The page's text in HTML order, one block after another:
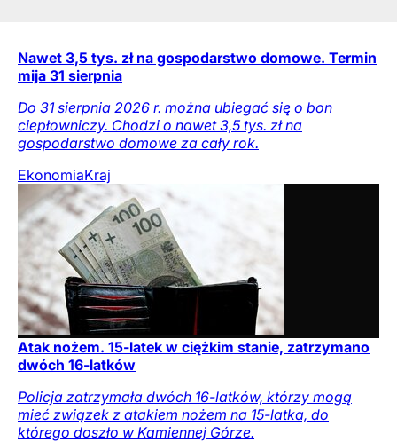
Nawet 3,5 tys. zł na gospodarstwo domowe. Termin
mija 31 sierpnia
Do 31 sierpnia 2026 r. można ubiegać się o bon
ciepłowniczy. Chodzi o nawet 3,5 tys. zł na
gospodarstwo domowe za cały rok.
EkonomiaKraj
Atak nożem. 15-latek w ciężkim stanie, zatrzymano
dwóch 16-latków
Policja zatrzymała dwóch 16-latków, którzy mogą
mieć związek z atakiem nożem na 15-latka, do
którego doszło w Kamiennej Górze.